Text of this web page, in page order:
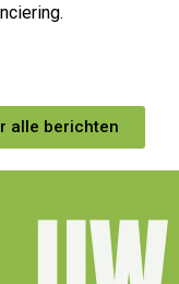
alle berichten